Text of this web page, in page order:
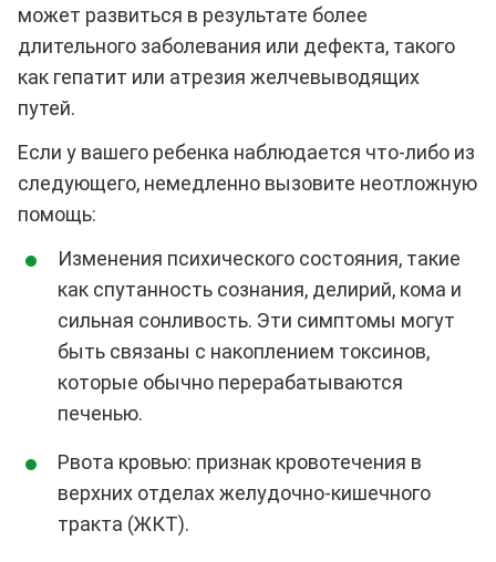
может развиться в результате более
длительного заболевания или дефекта, такого
как гепатит или атрезия желчевыводящих
путей.
Если у вашего ребенка наблюдается что-либо из
следующего, немедленно вызовите неотложную
помощь:
Изменения психического состояния, такие
как спутанность сознания, делирий, кома и
сильная сонливость. Эти симптомы могут
быть связаны с накоплением токсинов,
которые обычно перерабатываются
печенью.
Рвота кровью: признак кровотечения в
верхних отделах желудочно-кишечного
тракта (ЖКТ).